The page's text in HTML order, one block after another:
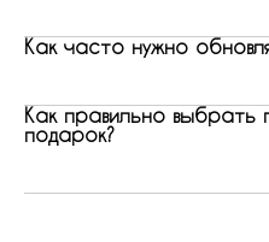
Как часто нужно
Как правильно
подарок?